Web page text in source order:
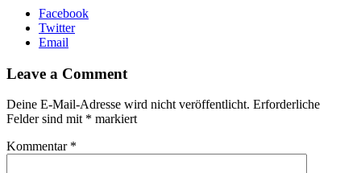
Facebook
Twitter
Email
Leave a Comment
Deine E-Mail-Adresse wird nicht veröffentlicht. Erforderliche
Felder sind mit * markiert
Kommentar *